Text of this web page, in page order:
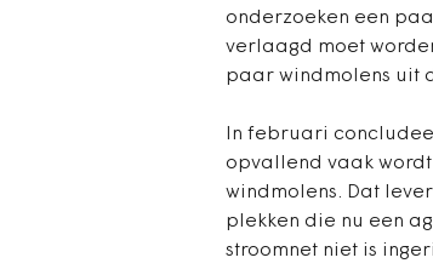
onderzoeken een
verlaagd moet
paar windmolens uit
In februari
opvallend vaak
windmolens. Dat
plekken die nu een
stroomnet niet is